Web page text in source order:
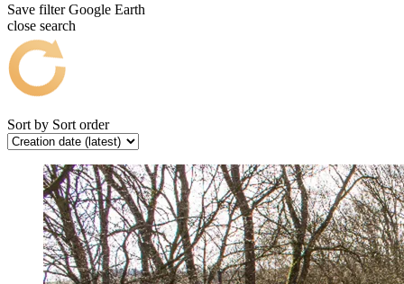
Save filter Google Earth
close search
Sort by Sort order